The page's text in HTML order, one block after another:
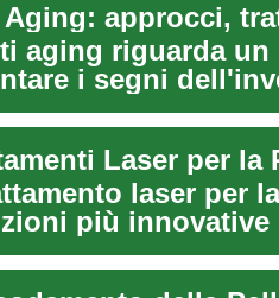
approcci,
aging riguarda
i segni
i...
laser per
più innovative